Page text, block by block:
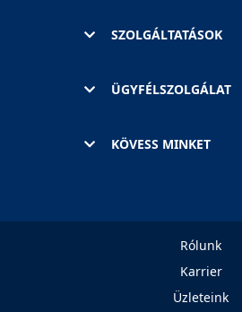
SZOLGÁLTATÁSOK
ÜGYFÉLSZOLGÁLAT
KÖVESS MINKET
Rólunk
Karrier
Üzleteink